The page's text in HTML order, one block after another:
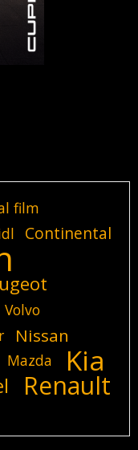
film
Continental
Volvo
Nissan
Mazda Kia
Renault